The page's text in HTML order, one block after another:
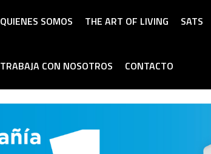
QUIENES SOMOS THE ART OF LIVING SATS
TRABAJA CON NOSOTROS CONTACTO